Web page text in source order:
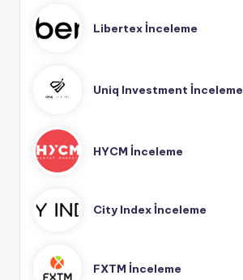
Libertex İnceleme
Uniq Investment İnceleme
HYCM İnceleme
City Index İnceleme
FXTM İnceleme